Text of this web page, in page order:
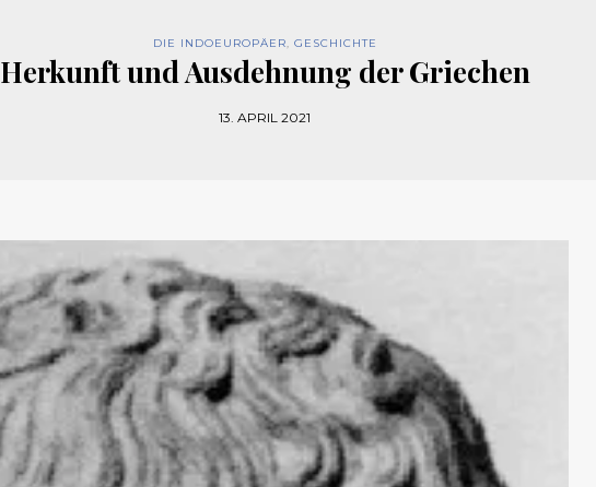
DIE INDOEUROPÄER, GESCHICHTE
Herkunft und Ausdehnung der Griechen
13. APRIL 2021